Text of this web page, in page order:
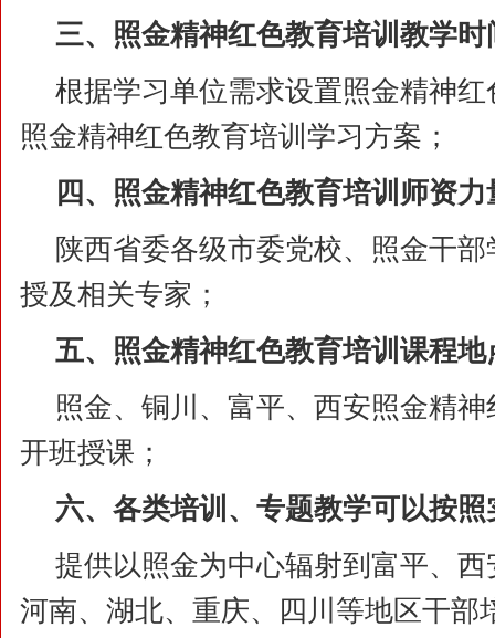
三、照金精神红色教育培训 教学时
根据学习单位需求设置照金精神
照金精神红色教育培训学习方案；
四、照金精神红色教育培训 师资力
陕西省委各级市委党校、照金干
授及相关专家；
五、照金精神红色教育培训 课程地
照金、铜川、富平、西安照金精
开班授课；
六、各类培训、专题教学可以按
提供以照金为中心辐射到富平、
河南、湖北、重庆、四川等地区干部